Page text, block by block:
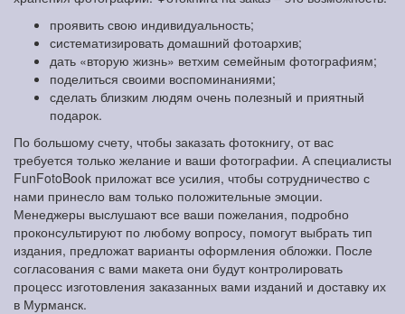
проявить свою индивидуальность;
систематизировать домашний фотоархив;
дать «вторую жизнь» ветхим семейным фотографиям;
поделиться своими воспоминаниями;
сделать близким людям очень полезный и приятный
подарок.
По большому счету, чтобы заказать фотокнигу, от вас
требуется только желание и ваши фотографии. А специалисты
FunFotoBook приложат все усилия, чтобы сотрудничество с
нами принесло вам только положительные эмоции.
Менеджеры выслушают все ваши пожелания, подробно
проконсультируют по любому вопросу, помогут выбрать тип
издания, предложат варианты оформления обложки. После
согласования с вами макета они будут контролировать
процесс изготовления заказанных вами изданий и доставку их
в Мурманск.